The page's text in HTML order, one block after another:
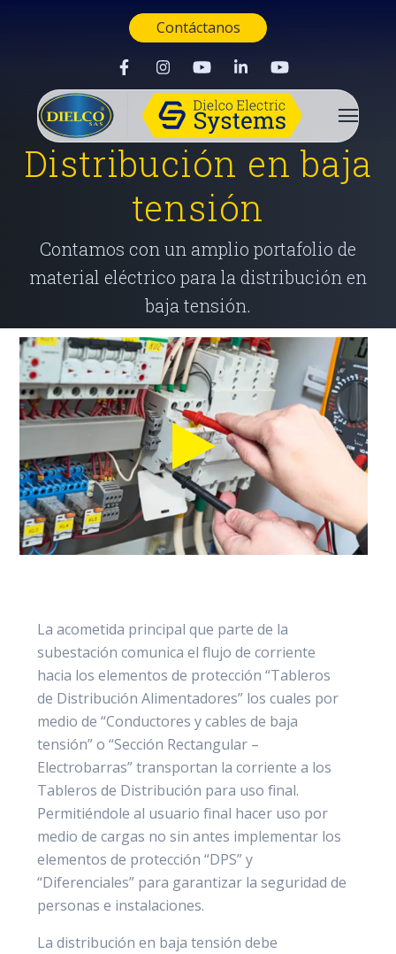
Contáctanos
Distribución en baja
tensión
Contamos con un amplio portafolio de
material eléctrico para la distribución en
baja tensión.
La acometida principal que parte de la
subestación comunica el flujo de corriente
hacia los elementos de protección “Tableros
de Distribución Alimentadores” los cuales por
medio de “Conductores y cables de baja
tensión” o “Sección Rectangular –
Electrobarras” transportan la corriente a los
Tableros de Distribución para uso final.
Permitiéndole al usuario final hacer uso por
medio de cargas no sin antes implementar los
elementos de protección “DPS” y
“Diferenciales” para garantizar la seguridad de
personas e instalaciones.
La distribución en baja tensión debe